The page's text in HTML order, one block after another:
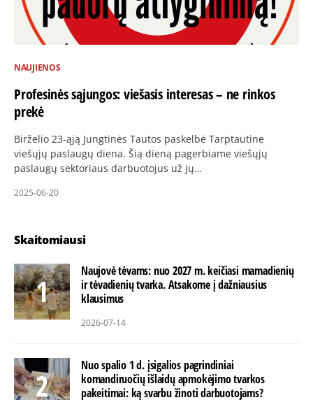
NAUJIENOS
Profesinės sąjungos: viešasis interesas – ne rinkos
prekė
Birželio 23-ąją Jungtinės Tautos paskelbė Tarptautine
viešųjų paslaugų diena. Šią dieną pagerbiame viešųjų
paslaugų sektoriaus darbuotojus už jų…
2025-06-20
Skaitomiausi
Naujovė tėvams: nuo 2027 m. keičiasi mamadienių
ir tėvadienių tvarka. Atsakome į dažniausius
klausimus
2026-07-14
Nuo spalio 1 d. įsigalios pagrindiniai
komandiruočių išlaidų apmokėjimo tvarkos
pakeitimai: ką svarbu žinoti darbuotojams?